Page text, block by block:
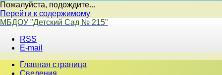
Пожалуйста, подождите...
Перейти к содержимому
МБДОУ "Детский Сад № 215"
RSS
E-mail
Главная страница
Сведения